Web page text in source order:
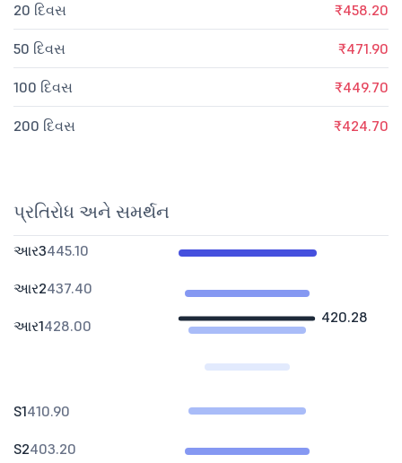
20 દિવસ ₹458.20
50 દિવસ ₹471.90
100 દિવસ ₹449.70
200 દિવસ ₹424.70
પ્રતિરોધ અને સમર્થન
420.28
આર3445.10
આર2437.40
આર1428.00
S1410.90
S2403.20